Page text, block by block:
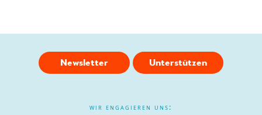
Newsletter Unterstützen
wir engagieren uns: